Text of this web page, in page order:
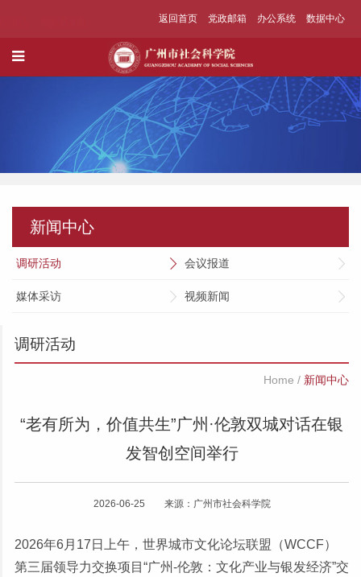
返回首页 党政邮箱 办公系统 数据中心
新闻中心
调研活动 会议报道
媒体采访 视频新闻
调研活动
Home / 新闻中心
“老有所为，价值共生”广州·伦敦双城对话在银
发智创空间举行
2026-06-25 来源：广州市社会科学院
2026年6月17日上午，世界城市文化论坛联盟（WCCF）
第三届领导力交换项目“广州-伦敦：文化产业与银发经济”交